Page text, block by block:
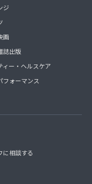
ジ
画
誌出版
ィー・ヘルスケア
フォーマンス
に相談する